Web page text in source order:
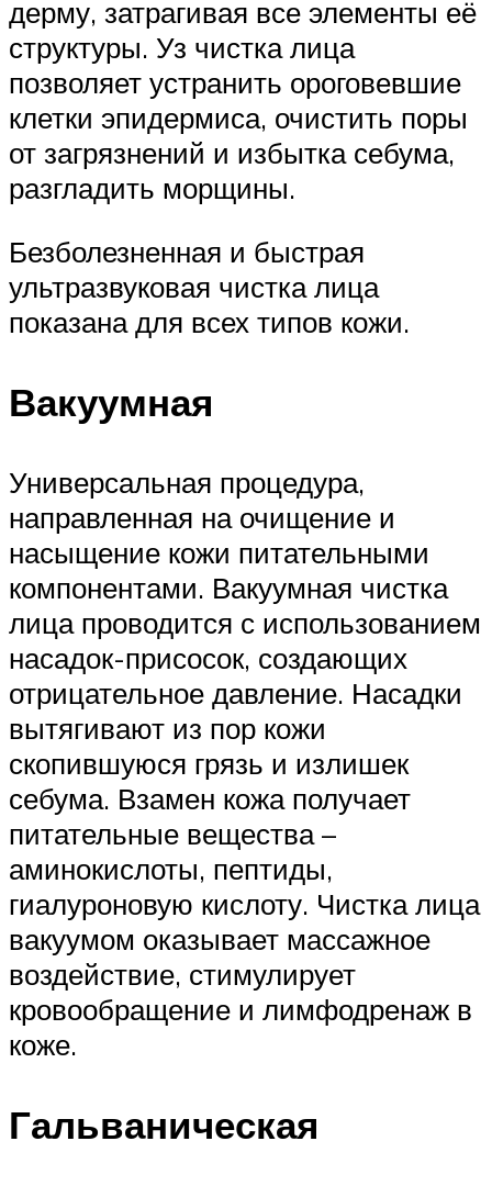
дерму, затрагивая все элементы её
структуры. Уз чистка лица
позволяет устранить ороговевшие
клетки эпидермиса, очистить поры
от загрязнений и избытка себума,
разгладить морщины.
Безболезненная и быстрая
ультразвуковая чистка лица
показана для всех типов кожи.
Вакуумная
Универсальная процедура,
направленная на очищение и
насыщение кожи питательными
компонентами. Вакуумная чистка
лица проводится с использованием
насадок-присосок, создающих
отрицательное давление. Насадки
вытягивают из пор кожи
скопившуюся грязь и излишек
себума. Взамен кожа получает
питательные вещества –
аминокислоты, пептиды,
гиалуроновую кислоту. Чистка лица
вакуумом оказывает массажное
воздействие, стимулирует
кровообращение и лимфодренаж в
коже.
Гальваническая